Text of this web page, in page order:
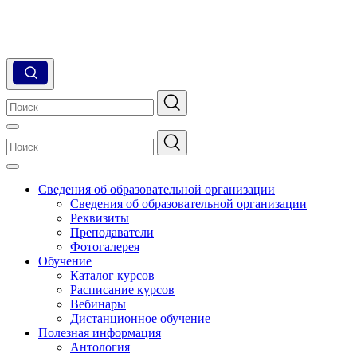
Сведения об образовательной организации
Сведения об образовательной организации
Реквизиты
Преподаватели
Фотогалерея
Обучение
Каталог курсов
Расписание курсов
Вебинары
Дистанционное обучение
Полезная информация
Антология